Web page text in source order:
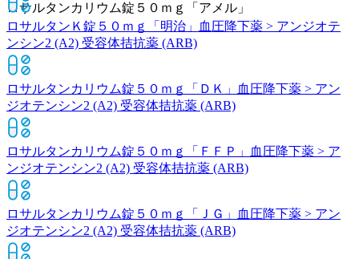
ロサルタンカリウム錠５０ｍｇ「アメル」
ロサルタンＫ錠５０ｍｇ「明治」
血圧降下薬 > アンジオテ
ンシン2 (A2) 受容体拮抗薬 (ARB)
ロサルタンカリウム錠５０ｍｇ「ＤＫ」
血圧降下薬 > アン
ジオテンシン2 (A2) 受容体拮抗薬 (ARB)
ロサルタンカリウム錠５０ｍｇ「ＦＦＰ」
血圧降下薬 > ア
ンジオテンシン2 (A2) 受容体拮抗薬 (ARB)
ロサルタンカリウム錠５０ｍｇ「ＪＧ」
血圧降下薬 > アン
ジオテンシン2 (A2) 受容体拮抗薬 (ARB)